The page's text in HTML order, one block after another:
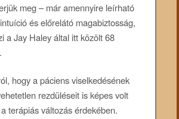
meg – már amennyire leírható
és előrelátó magabiztosság,
a Jay Haley által itt közölt 68
hogy a páciens viselkedésének
rezdüléseit is képes volt
terápiás változás érdekében.